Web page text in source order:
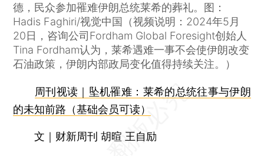
德，民众参加罹难伊朗总统莱希的葬礼。图：
Hadis Faghiri/视觉中国（视频说明：2024年5月
20日，咨询公司Fordham Global Foresight创始人
Tina Fordham认为，莱希遇难一事不会使伊朗改变
石油政策，伊朗内部政局变化值得持续关注。）
周刊视读｜坠机罹难：莱希的总统往事与伊朗
的未知前路（基础会员可读）
文｜财新周刊 胡暄 王自励